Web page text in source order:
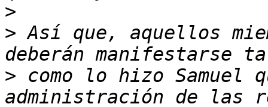
>
> Así que, aquellos
> como lo hizo Samuel